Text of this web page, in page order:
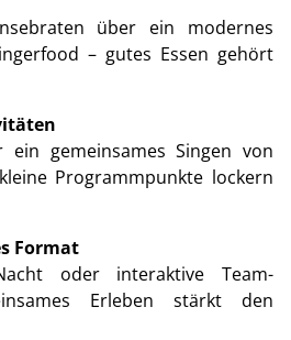
über ein modernes
– gutes Essen gehört
ein gemeinsames Singen von
Programmpunkte lockern
Format
oder interaktive Team-
Erleben stärkt den